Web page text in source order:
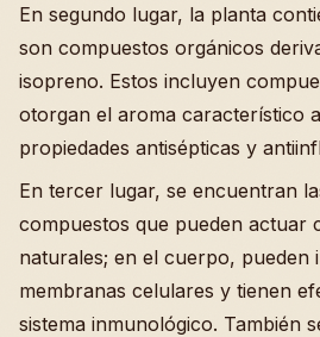
En segundo lugar, la planta
son compuestos orgánicos
isopreno. Estos incluyen
otorgan el aroma característico
propiedades antisépticas y
En tercer lugar, se encuentran
compuestos que pueden actuar
naturales; en el cuerpo, pueden
membranas celulares y tienen
sistema inmunológico. También